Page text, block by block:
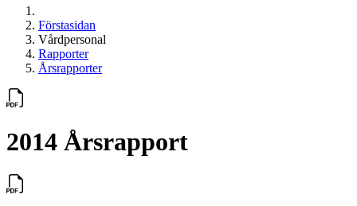
Förstasidan
Vårdpersonal
Rapporter
Årsrapporter
2014 Årsrapport